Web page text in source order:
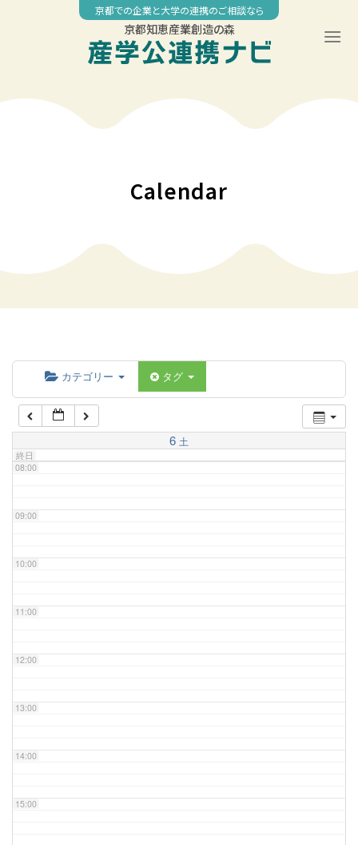
京都での企業と大学の連携のご相談なら
京都知恵産業創造の森
Calendar
カテゴリー タグ
6 土
終日
04:00
07:00
08:00
09:00
10:00
11:00
12:00
13:00
14:00
15:00